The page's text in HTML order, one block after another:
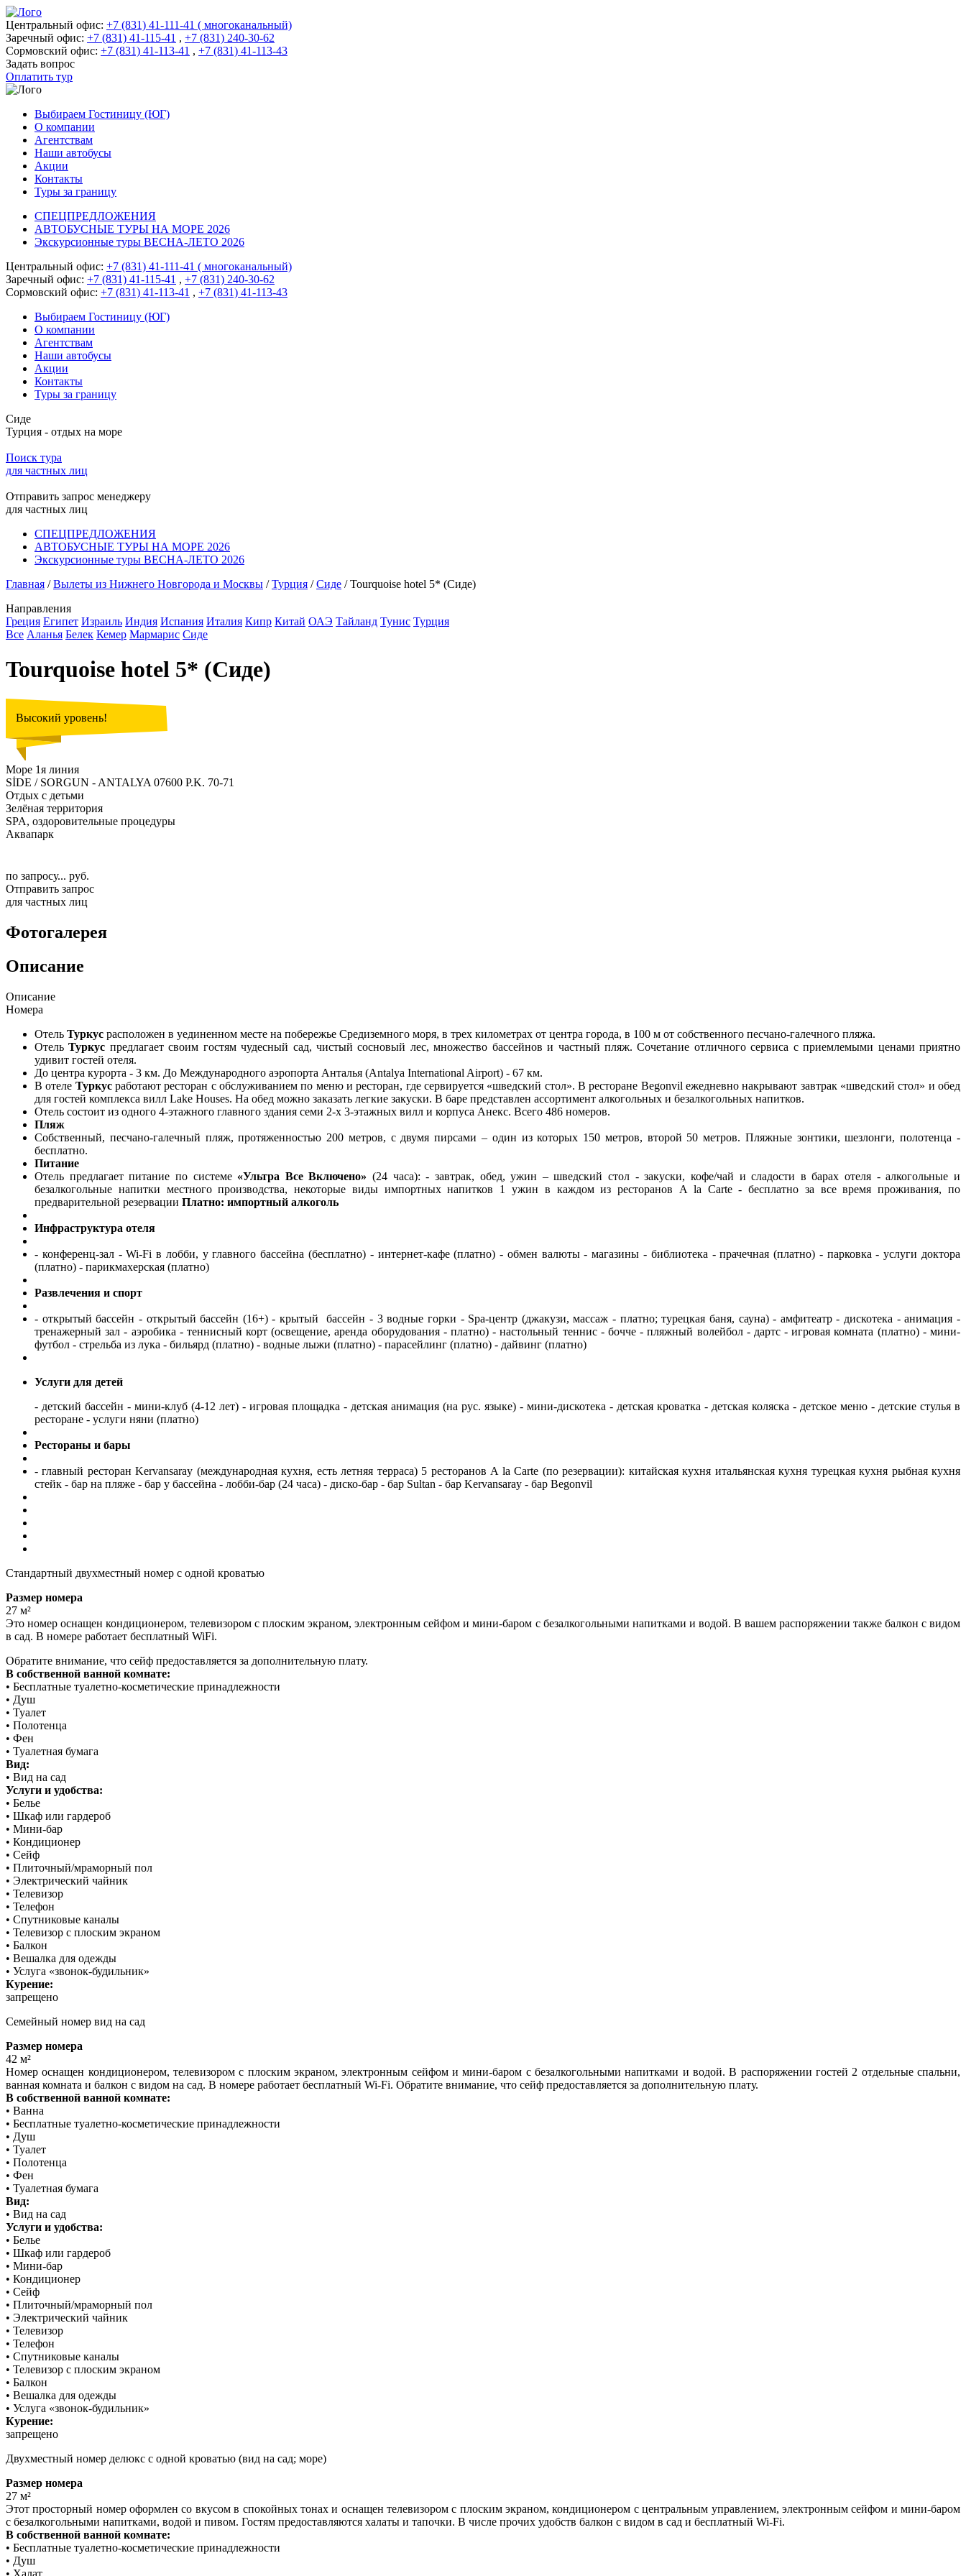
Центральный офис: +7 (831) 41-111-41 ( многоканальный)
Заречный офис: +7 (831) 41-115-41 , +7 (831) 240-30-62
Сормовский офис: +7 (831) 41-113-41 , +7 (831) 41-113-43
Задать вопрос
Оплатить тур
Выбираем Гостиницу (ЮГ)
О компании
Агентствам
Наши автобусы
Акции
Контакты
Туры за границу
СПЕЦПРЕДЛОЖЕНИЯ
АВТОБУСНЫЕ ТУРЫ НА МОРЕ 2026
Экскурсионные туры ВЕСНА-ЛЕТО 2026
Центральный офис: +7 (831) 41-111-41 ( многоканальный)
Заречный офис: +7 (831) 41-115-41 , +7 (831) 240-30-62
Сормовский офис: +7 (831) 41-113-41 , +7 (831) 41-113-43
Выбираем Гостиницу (ЮГ)
О компании
Агентствам
Наши автобусы
Акции
Контакты
Туры за границу
Сиде
Турция - отдых на море
Поиск тура
для частных лиц
Отправить запрос менеджеру
для частных лиц
СПЕЦПРЕДЛОЖЕНИЯ
АВТОБУСНЫЕ ТУРЫ НА МОРЕ 2026
Экскурсионные туры ВЕСНА-ЛЕТО 2026
Главная /Вылеты из Нижнего Новгорода и Москвы /Турция /Сиде /Tourquoise hotel 5* (Сиде)
Направления
Греция Египет Израиль Индия Испания Италия Кипр Китай ОАЭ Тайланд Тунис Турция
Все Аланья Белек Кемер Мармарис Сиде
Tourquoise hotel 5* (Сиде)
Высокий уровень!
Море 1я линия
SİDE / SORGUN - ANTALYA 07600 P.K. 70-71
Отдых с детьми
Зелёная территория
SPA, оздоровительные процедуры
Аквапарк
по запросу... руб.
Отправить запрос
для частных лиц
Фотогалерея
Описание
Описание
Номера
Отель Туркус расположен в уединенном месте на побережье Средиземного моря, в трех километрах от центра города, в 100 м от собственного песчано-галечного пляжа.
ОтельТуркус предлагает своим гостям чудесный сад, чистый сосновый лес, множество бассейнов и частный пляж. Сочетание отличного сервиса с приемлемыми ценами приятно
удивит гостей отеля.
До центра курорта - 3 км. До Международного аэропорта Анталья (Antalya International Airport) - 67 км.
В отеле Туркусработают ресторан с обслуживанием по меню и ресторан, где сервируется «шведский стол». В ресторане Begonvil ежедневно накрывают завтрак «шведский стол» и обед
для гостей комплекса вилл Lake Houses. На обед можно заказать легкие закуски. В баре представлен ассортимент алкогольных и безалкогольных напитков.
Отель состоит из одного 4-этажного главного здания семи 2-х 3-этажных вилл и корпуса Анекс. Всего 486 номеров.
Пляж
Собственный, песчано-галечный пляж, протяженностью 200 метров, с двумя пирсами – один из которых 150 метров, второй 50 метров. Пляжные зонтики, шезлонги, полотенца -
бесплатно.
Питание
Отель предлагает питание по системе«Ультра Все Включено» (24 часа): - завтрак, обед, ужин – шведский стол - закуски, кофе/чай и сладости в барах отеля - алкогольные и
безалкогольные напитки местного производства, некоторые виды импортных напитков 1 ужин в каждом из ресторанов A la Carte - бесплатно за все время проживания, по
предварительной резервации Платно: импортный алкоголь
Инфраструктура отеля
- конференц-зал - Wi-Fi в лобби, у главного бассейна (бесплатно) - интернет-кафе (платно) - обмен валюты - магазины - библиотека - прачечная (платно) - парковка - услуги доктора
(платно) - парикмахерская (платно)
Развлечения и спорт
- открытый бассейн - открытый бассейн (16+) - крытый бассейн - 3 водные горки - Spa-центр (джакузи, массаж - платно; турецкая баня, сауна) - амфитеатр - дискотека - анимация -
тренажерный зал - аэробика - теннисный корт (освещение, аренда оборудования - платно) - настольный теннис - бочче - пляжный волейбол - дартс - игровая комната (платно) - мини-
футбол - стрельба из лука - бильярд (платно) - водные лыжи (платно) - парасейлинг (платно) - дайвинг (платно)
Услуги для детей
- детский бассейн - мини-клуб (4-12 лет) - игровая площадка - детская анимация (на рус. языке) - мини-дискотека - детская кроватка - детская коляска - детское меню - детские стулья в
ресторане - услуги няни (платно)
Рестораны и бары
- главный ресторан Kervansaray (международная кухня, есть летняя терраса) 5 ресторанов A la Carte (по резервации): китайская кухня итальянская кухня турецкая кухня рыбная кухня
стейк - бар на пляже - бар у бассейна - лобби-бар (24 часа) - диско-бар - бар Sultan - бар Kervansaray - бар Begonvil
Стандартный двухместный номер с одной кроватью
Размер номера
27 м²
Это номер оснащен кондиционером, телевизором с плоским экраном, электронным сейфом и мини-баром с безалкогольными напитками и водой. В вашем распоряжении также балкон с видом
в сад. В номере работает бесплатный WiFi.
Обратите внимание, что сейф предоставляется за дополнительную плату.
В собственной ванной комнате:
• Бесплатные туалетно-косметические принадлежности
• Душ
• Туалет
• Полотенца
• Фен
• Туалетная бумага
Вид:
• Вид на сад
Услуги и удобства:
• Белье
• Шкаф или гардероб
• Мини-бар
• Кондиционер
• Сейф
• Плиточный/мраморный пол
• Электрический чайник
• Телевизор
• Телефон
• Спутниковые каналы
• Телевизор с плоским экраном
• Балкон
• Вешалка для одежды
• Услуга «звонок-будильник»
Курение:
запрещено
Семейный номер вид на сад
Размер номера
42 м²
Номер оснащен кондиционером, телевизором с плоским экраном, электронным сейфом и мини-баром с безалкогольными напитками и водой. В распоряжении гостей 2 отдельные спальни,
ванная комната и балкон с видом на сад. В номере работает бесплатный Wi-Fi. Обратите внимание, что сейф предоставляется за дополнительную плату.
В собственной ванной комнате:
• Ванна
• Бесплатные туалетно-косметические принадлежности
• Душ
• Туалет
• Полотенца
• Фен
• Туалетная бумага
Вид:
• Вид на сад
Услуги и удобства:
• Белье
• Шкаф или гардероб
• Мини-бар
• Кондиционер
• Сейф
• Плиточный/мраморный пол
• Электрический чайник
• Телевизор
• Телефон
• Спутниковые каналы
• Телевизор с плоским экраном
• Балкон
• Вешалка для одежды
• Услуга «звонок-будильник»
Курение:
запрещено
Двухместный номер делюкс с одной кроватью (вид на сад; море)
Размер номера
27 м²
Этот просторный номер оформлен со вкусом в спокойных тонах и оснащен телевизором с плоским экраном, кондиционером с центральным управлением, электронным сейфом и мини-баром
с безалкогольными напитками, водой и пивом. Гостям предоставляются халаты и тапочки. В числе прочих удобств балкон с видом в сад и бесплатный Wi-Fi.
В собственной ванной комнате:
• Бесплатные туалетно-косметические принадлежности
• Душ
• Халат